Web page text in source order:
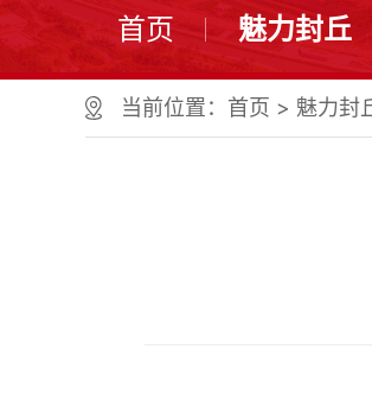
首页 魅力封丘
当前位置： 首页 > 魅力封